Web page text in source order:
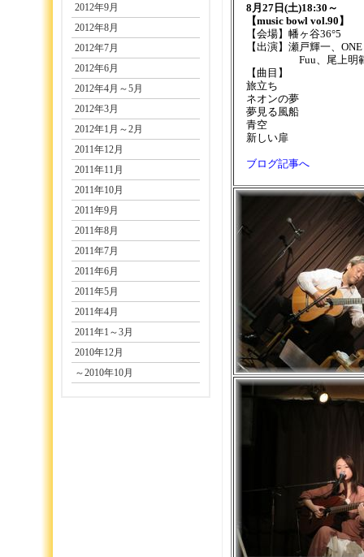
8月27日(土)18:30～
【music bowl vol.90】
【会場】幡ヶ谷36°5
【出演】瀬戸輝一、ONE
Fuu、尾上明
【曲目】
旅立ち
ネオンの夢
夢見る風船
青空
新しい扉
ブログ記事へ
2012年9月
2012年8月
2012年7月
2012年6月
2012年4月～5月
2012年3月
2012年1月～2月
2011年12月
2011年11月
2011年10月
2011年9月
2011年8月
2011年7月
2011年6月
2011年5月
2011年4月
2011年1～3月
2010年12月
～2010年10月